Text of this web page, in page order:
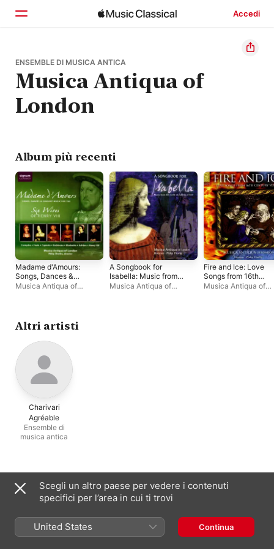
Accedi
Home
Scopri
Cerca
ENSEMBLE DI MUSICA ANTICA
Musica Antiqua of
London
Album più recenti
Madame d'Amours:
Songs, Dances &
Consort Music for the
Musica Antiqua of
A Songbook for
Isabella: Music from
the Circle of Isabella
Musica Antiqua of
Fire and Ice: Love
Songs from 16th
Century Venice
Musica Antiqua of
Altri artisti
Charivari
Agréable
Ensemble di
musica antica
Scegli un altro paese per vedere i contenuti
specifici per l’area in cui ti trovi
United States Continua